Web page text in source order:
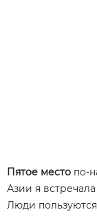
Пятое место по-
Азии я
Люди